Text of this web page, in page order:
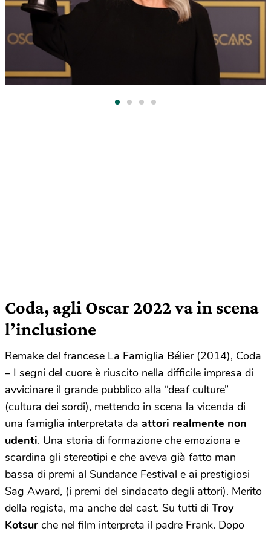
Coda, agli Oscar 2022 va in scena
l’inclusione
Remake del francese La Famiglia Bélier (2014), Coda
– I segni del cuore è riuscito nella difficile impresa di
avvicinare il grande pubblico alla “deaf culture”
(cultura dei sordi), mettendo in scena la vicenda di
una famiglia interpretata da attori realmente non
udenti. Una storia di formazione che emoziona e
scardina gli stereotipi e che aveva già fatto man
bassa di premi al Sundance Festival e ai prestigiosi
Sag Award, (i premi del sindacato degli attori). Merito
della regista, ma anche del cast. Su tutti di Troy
Kotsur che nel film interpreta il padre Frank. Dopo